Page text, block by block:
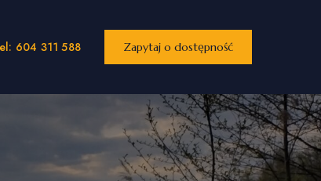
604 311 588 Zapytaj o dostępność